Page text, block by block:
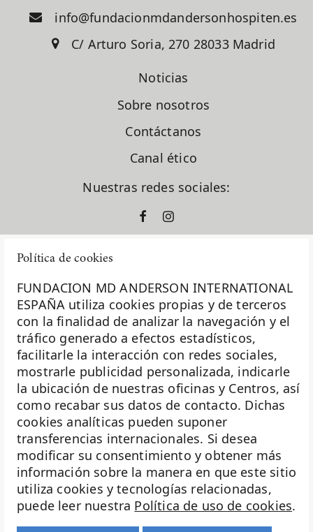
Política de cookies
FUNDACION MD ANDERSON INTERNATIONAL
ESPAÑA utiliza cookies propias y de terceros
con la finalidad de analizar la navegación y el
tráfico generado a efectos estadísticos,
facilitarle la interacción con redes sociales,
mostrarle publicidad personalizada, indicarle
la ubicación de nuestras oficinas y Centros, así
como recabar sus datos de contacto. Dichas
cookies analíticas pueden suponer
transferencias internacionales. Si desea
modificar su consentimiento y obtener más
información sobre la manera en que este sitio
utiliza cookies y tecnologías relacionadas,
puede leer nuestra Política de uso de cookies.
info@fundacionmdandersonhospiten.es
C/ Arturo Soria, 270 28033 Madrid
Noticias
Sobre nosotros
Contáctanos
Canal ético
Nuestras redes sociales:
La Fundación MD Anderson España - Hospiten es
miembro de laAsociación Española de Fundaciones
Investigación
Biobanco
Docencia
Voluntariado
Eventos
Transparencia